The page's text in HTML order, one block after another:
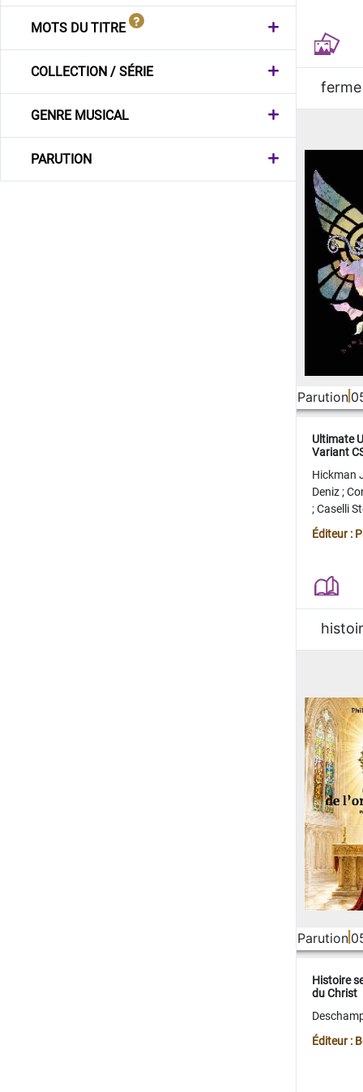
MOTS DU TITRE
COLLECTION / SÉRIE
GENRE MUSICAL
PARUTION
ferme
Parution
Ultimate
Variant
Hickman
Deniz;
;Caselli
Juan
Éditeur :
Parution
Histoire
du Christ
Éditeur :